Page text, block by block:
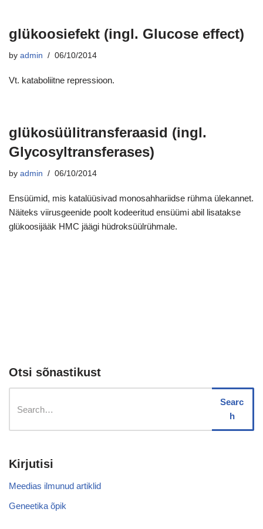
glükoosiefekt (ingl. Glucose effect)
by admin 06/10/2014
Vt. kataboliitne repressioon.
glükosüülitransferaasid (ingl.
Glycosyltransferases)
by admin 06/10/2014
Ensüümid, mis katalüüsivad monosahhariidse rühma ülekannet.
Näiteks viirusgeenide poolt kodeeritud ensüümi abil lisatakse
glükoosijääk HMC jäägi hüdroksüülrühmale.
Otsi sõnastikust
Searc
h
Kirjutisi
Meedias ilmunud artiklid
Geneetika õpik